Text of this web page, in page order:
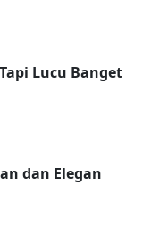
Lucu Banget
dan Elegan